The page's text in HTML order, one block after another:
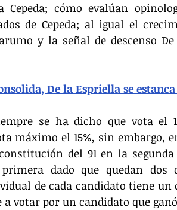
cómo evalúan
de Cepeda; al igual el
y la señal de descenso
De la Espriella se
se ha dicho que vota el
máximo el 15%, sin embargo,
del 91 en la
dado que quedan dos
de cada candidato tiene un
votar por un candidato que